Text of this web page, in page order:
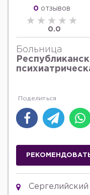
0 отзывов
0.0
Больница